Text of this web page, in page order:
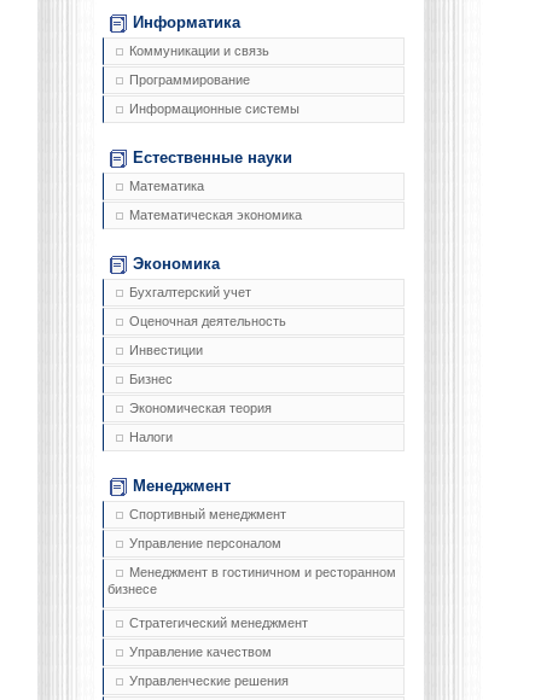
Информатика
Коммуникации и связь
Программирование
Информационные системы
Естественные науки
Математика
Математическая экономика
Экономика
Бухгалтерский учет
Оценочная деятельность
Инвестиции
Бизнес
Экономическая теория
Налоги
Менеджмент
Спортивный менеджмент
Управление персоналом
Менеджмент в гостиничном и ресторанном
бизнесе
Стратегический менеджмент
Управление качеством
Управленческие решения